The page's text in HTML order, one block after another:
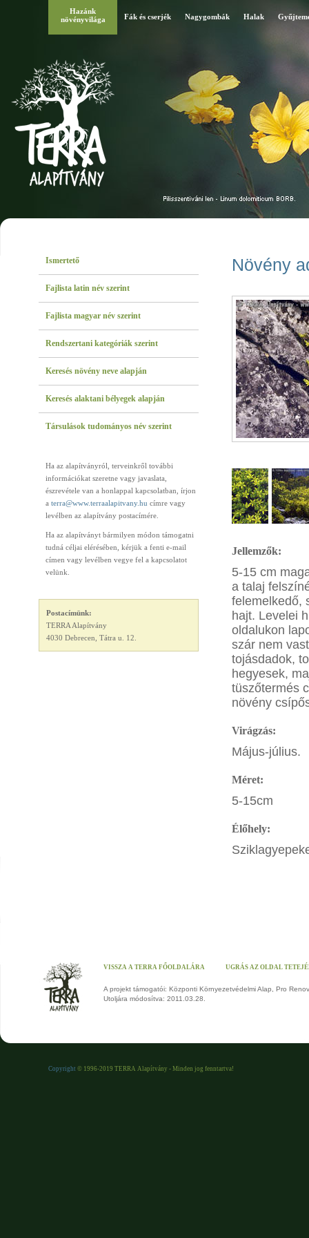
Hazánk
növényvilága
Fák és cserjék Nagygombák Halak
Ismertető
Fajlista latin név szerint
Fajlista magyar név szerint
Rendszertani kategóriák szerint
Keresés növény neve alapján
Keresés alaktani bélyegek alapján
Társulások tudományos név szerint
Ha az alapítványról, terveinkről további
információkat szeretne vagy javaslata,
észrevétele van a honlappal kapcsolatban, írjon
a terra@www.terraalapitvany.hu címre vagy
levélben az alapítvány postacímére.
Ha az alapítványt bármilyen módon támogatni
tudná céljai elérésében, kérjük a fenti e-mail
címen vagy levélben vegye fel a kapcsolatot
velünk.
Postacímünk:
TERRA Alapítvány
4030 Debrecen, Tátra u. 12.
Növény
Jellemzők:
5-15 cm
a talaj
felemelkedő,
hajt. Levelei
oldalukon
szár nem
tojásdadok,
hegyesek,
tüszőtermés
növény
Virágzás:
Május-július.
Méret:
5-15cm
Élőhely:
VISSZA A TERRA FŐOLDALÁRA UGRÁS AZ OLDAL
A projekt támogatói: Központi Környezetvédelmi Alap, Pro
Utoljára módosítva: 2011.03.28.
Copyright © 1996-2019 TERRA Alapítvány - Minden jog fenntartva!